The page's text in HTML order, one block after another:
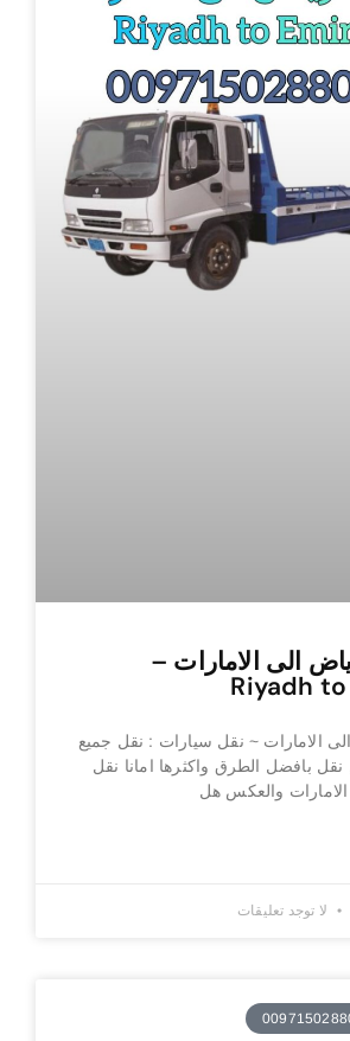
الى الامارات –
Riyadh
الامارات ~ نقل سيارات : نقل جميع
نقل بافضل الطرق واكثرها امانا نقل
والعكس هل
لا توجد تعليقات